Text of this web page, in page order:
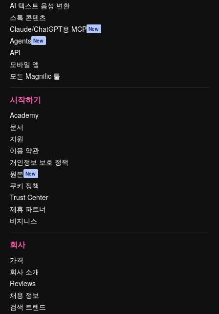
AI 텍스트 음성 변환
스톡 콘텐츠
Claude/ChatGPT용 MCP New
Agents New
API
모바일 앱
모든 Magnific 툴
시작하기
Academy
문서
지원
이용 약관
개인정보 보호 정책
원본 New
쿠키 정책
Trust Center
제휴 파트너
비지니스
회사
가격
회사 소개
Reviews
채용 정보
검색 트렌드